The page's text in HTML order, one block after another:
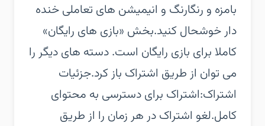
بامزه و رنگارنگ و انیمیشن های تعاملی خنده
دار خوشحال کنید.‏بخش «بازی های رایگان»
کاملا برای بازی رایگان است. دسته های دیگر را
می توان از طریق اشتراک باز کرد.‏جزئیات
اشتراک:‏اشتراک برای دسترسی به محتوای
کامل.‏لغو اشتراک در هر زمان را از طریق